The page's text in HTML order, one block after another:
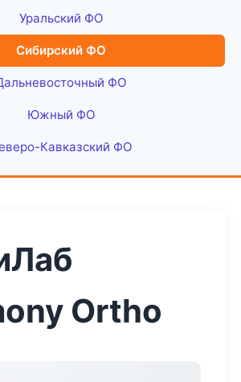
Уральский ФО
Сибирский ФО
ФО
Южный ФО
Кавказский ФО
Ortho